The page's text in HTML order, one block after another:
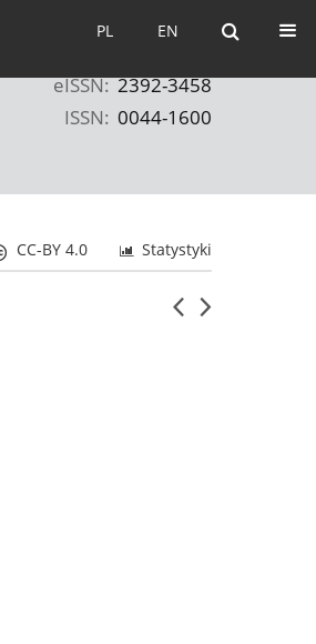
EN
PL EN
PL
eISSN: 2392-3458
ISSN: 0044-1600
Statystyki
CC-BY 4.0